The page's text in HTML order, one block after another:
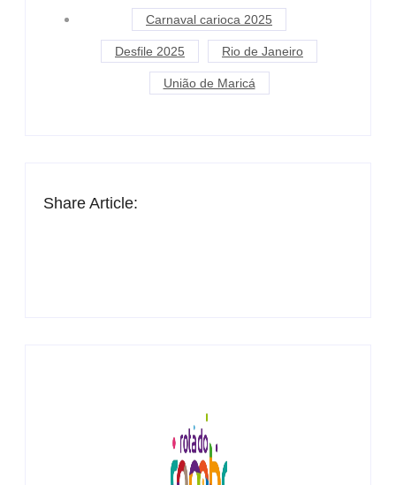
Carnaval carioca 2025
Desfile 2025 Rio de Janeiro
União de Maricá
Share Article: